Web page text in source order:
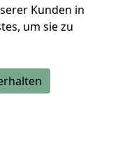
Kunden in
um sie zu